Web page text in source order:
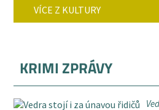
VÍCE Z KULTURY
KRIMI ZPRÁVY